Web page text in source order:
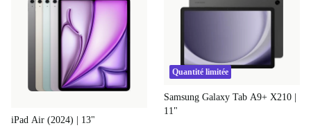
iPad Air (2024) | 13"
Quantité limitée
Samsung Galaxy Tab A9+ X210 |
11"